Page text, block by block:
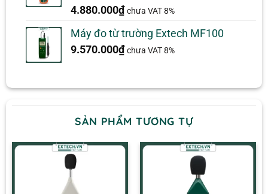
5.00trên 5
1
đánh giá
4.880.000₫ chưa VAT 8%
Máy đo từ trường Extech MF100
9.570.000₫ chưa VAT 8%
SẢN PHẨM TƯƠNG TỰ